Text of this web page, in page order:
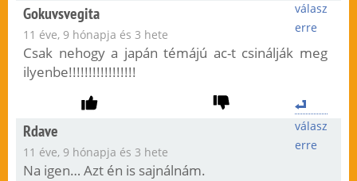
válasz
erre
Gokuvsvegita
11 éve, 9 hónapja és 3 hete
Csak nehogy a japán témájú ac-t csinálják meg
ilyenbe!!!!!!!!!!!!!!!!!
válasz
erre
Rdave
11 éve, 9 hónapja és 3 hete
Na igen… Azt én is sajnálnám.